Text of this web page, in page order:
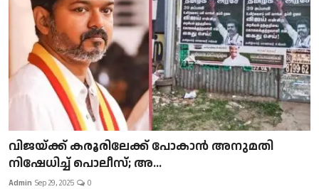
വിജയ്ക്ക് കരൂരിലേക്ക് പോകാൻ അനുമതി
നിഷേധിച്ച് പൊലീസ്; അ...
Admin Sep 29, 2025 0